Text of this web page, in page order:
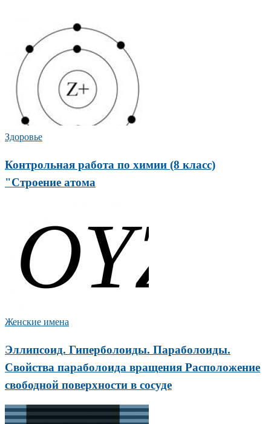
Здоровье
Контрольная работа по химии (8 класс)
"Строение атома
Женские имена
Эллипсоид. Гиперболоиды. Параболоиды.
Свойства параболоида вращения Расположение
свободной поверхности в сосуде